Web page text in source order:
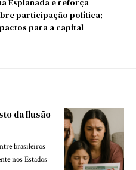
Esplanada e reforça
participação política;
para a capital
da Ilusão
brasileiros
nos Estados